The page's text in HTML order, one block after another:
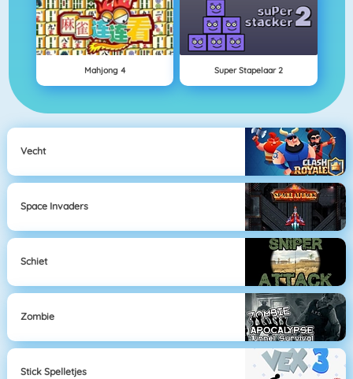
Mahjong 4 Super Stapelaar 2
Vecht
Space Invaders
Schiet
Zombie
Stick Spelletjes